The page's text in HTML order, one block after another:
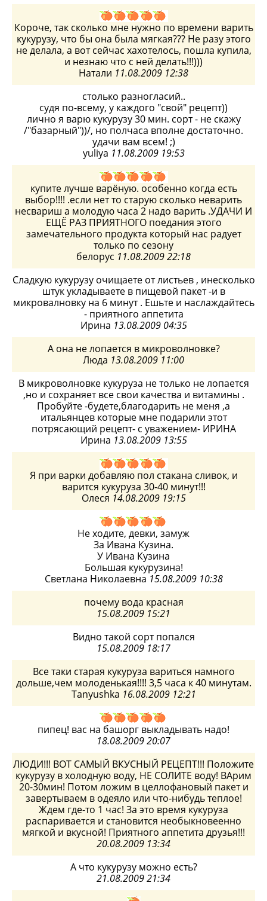
Короче, так сколько мне нужно по времени варить
кукурузу, что бы она была мягкая??? Не разу этого
не делала, а вот сейчас хахотелось, пошла купила,
и незнаю что с ней делать!!!)))
Натали 11.08.2009 12:38
столько разногласий..
судя по-всему, у каждого "свой" рецепт))
лично я варю кукурузу 30 мин. сорт - не скажу
/"базарный"))/, но полчаса вполне достаточно.
удачи вам всем! ;)
yuliya 11.08.2009 19:53
купите лучше варёную. особенно когда есть
выбор!!!! .если нет то старую сколько неварить
несвариш а молодую часа 2 надо варить .УДАЧИ И
ЕЩЁ РАЗ ПРИЯТНОГО поедания этого
замечательного продукта который нас радует
только по сезону
белорус 11.08.2009 22:18
Сладкую кукурузу очищаете от листьев , инесколько
штук укладываете в пищевой пакет -и в
микровалновку на 6 минут . Ешьте и наслаждайтесь
- приятного аппетита
Ирина 13.08.2009 04:35
А она не лопается в микроволновке?
Люда 13.08.2009 11:00
В микроволновке кукуруза не только не лопается
,но и сохраняет все свои качества и витамины .
Пробуйте -будете,благодарить не меня ,а
итальянцев которые мне подарили этот
потрясающий рецепт- с уважением- ИРИНА
Ирина 13.08.2009 13:55
Я при варки добавляю пол стакана сливок, и
варится кукуруза 30-40 минут!!!
Олеся 14.08.2009 19:15
Не ходите, девки, замуж
За Ивана Кузина.
У Ивана Кузина
Большая кукурузина!
Светлана Николаевна 15.08.2009 10:38
почему вода красная
15.08.2009 15:21
Видно такой сорт попался
15.08.2009 18:17
Все таки старая кукуруза вариться намного
дольше,чем молоденькая!!!! 3,5 часа к 40 минутам.
Tanyushka 16.08.2009 12:21
пипец! вас на башорг выкладывать надо!
18.08.2009 20:07
ЛЮДИ!!! ВОТ САМЫЙ ВКУСНЫЙ РЕЦЕПТ!!! Положите
кукурузу в холодную воду, НЕ СОЛИТЕ воду! ВАрим
20-30мин! Потом ложим в целлофановый пакет и
завертываем в одеяло или что-нибудь теплое!
Ждем где-то 1 час! За это время кукуруза
распаривается и становится необыкновеенно
мягкой и вкусной! Приятного аппетита друзья!!!
20.08.2009 13:34
А что кукурузу можно есть?
21.08.2009 21:34